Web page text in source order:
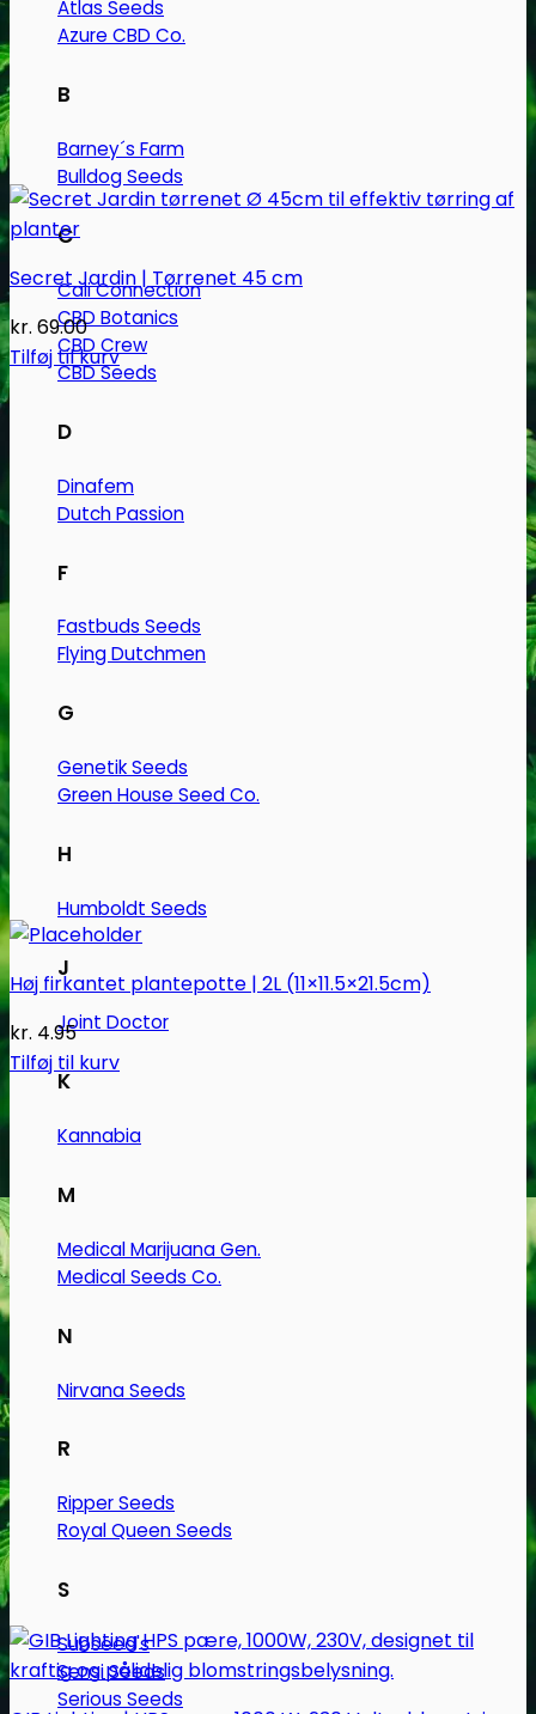
Atlas Seeds
Azure CBD Co.
B
Barney´s Farm
Bulldog Seeds
C
Cali Connection
CBD Botanics
CBD Crew
CBD Seeds
D
Dinafem
Dutch Passion
F
Fastbuds Seeds
Flying Dutchmen
G
Genetik Seeds
Green House Seed Co.
H
Humboldt Seeds
J
Joint Doctor
K
Kannabia
M
Medical Marijuana Gen.
Medical Seeds Co.
N
Nirvana Seeds
R
Ripper Seeds
Royal Queen Seeds
S
Subseed's
Sensi Seeds
Serious Seeds
Secret Jardin | Tørrenet 45 cm
kr. 69.00
Tilføj til kurv
Høj firkantet plantepotte | 2L (11×11.5×21.5cm)
kr. 4.95
Tilføj til kurv